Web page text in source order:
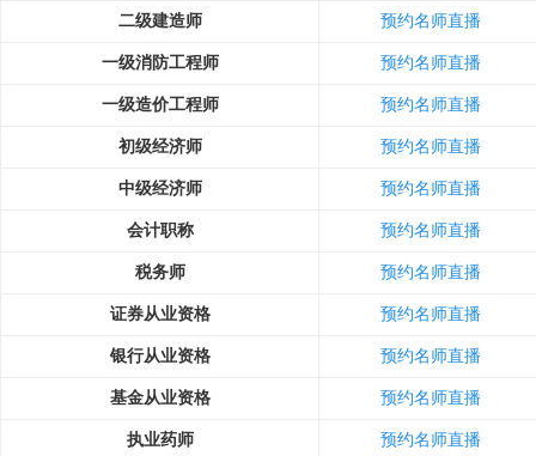
二级建造师 预约名师直播
一级消防工程师 预约名师直播
一级造价工程师 预约名师直播
初级经济师 预约名师直播
中级经济师 预约名师直播
会计职称 预约名师直播
税务师 预约名师直播
证券从业资格 预约名师直播
银行从业资格 预约名师直播
基金从业资格 预约名师直播
执业药师 预约名师直播